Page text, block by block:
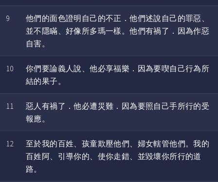
9
他們的面色證明自己的不正．他們述說自己的罪惡、
並不隱瞞、好像所多瑪一樣。他們有禍了．因為作惡
自害。
10
你們要論義人說、他必享福樂．因為要喫自己行為所
結的果子。
11
惡人有禍了．他必遭災難．因為要照自己手所行的受
報應。
12
至於我的百姓、孩童欺壓他們、婦女轄管他們。我的
百姓阿、引導你的、使你走錯、並毀壞你所行的道
路。